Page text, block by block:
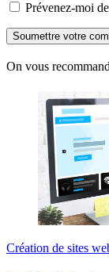
Prévenez-moi
Soumettre votre
On vous
Création de sites